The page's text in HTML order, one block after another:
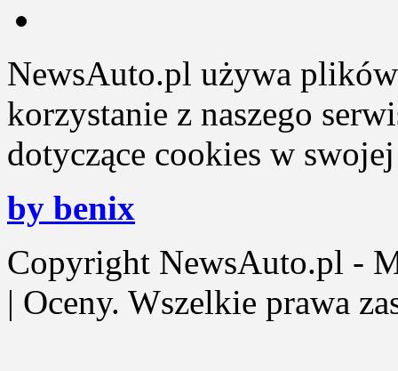
NewsAuto.pl używa
korzystanie z naszego
dotyczące cookies w
by benix
Copyright NewsAuto.pl -
| Oceny. Wszelkie prawa